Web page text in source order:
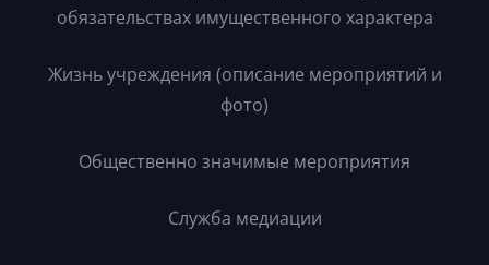
обязательствах имущественного характера
Жизнь учреждения (описание мероприятий и
фото)
Общественно значимые мероприятия
Служба медиации